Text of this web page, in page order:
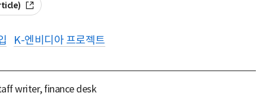
K-엔비디아 프로젝트
writer, finance desk